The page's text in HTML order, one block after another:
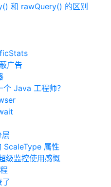
和 rawQuery() 的区别
广告
Java 工程师？
属性
级监控使用感慨